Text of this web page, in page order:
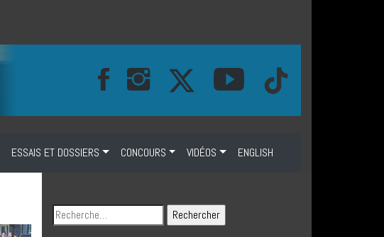
ESSAIS ET DOSSIERS CONCOURS VIDÉOS ENGLISH